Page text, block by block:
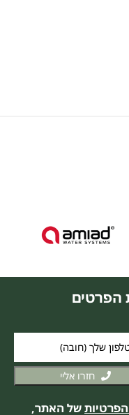
הפרטים
חזרו אליי
הפרטיות של האתר,